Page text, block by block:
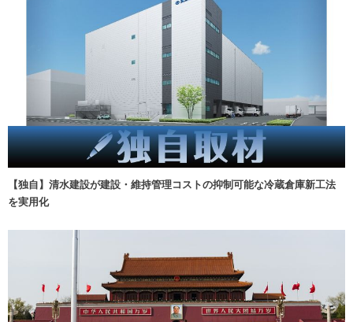
【独自】清水建設が建設・維持管理コストの抑制可能な冷蔵倉庫新工法
を実用化